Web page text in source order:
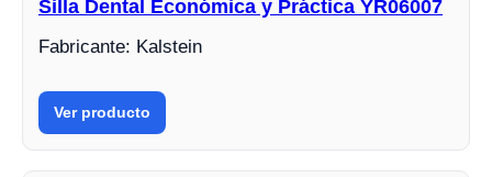
Silla Dental Económica y Práctica YR06007
Fabricante: Kalstein
Ver producto